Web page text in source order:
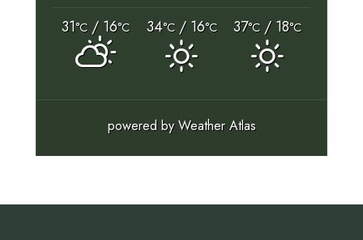
31°C / 16°C 34°C/ 16°C 37°C / 18°C
powered byWeather Atlas